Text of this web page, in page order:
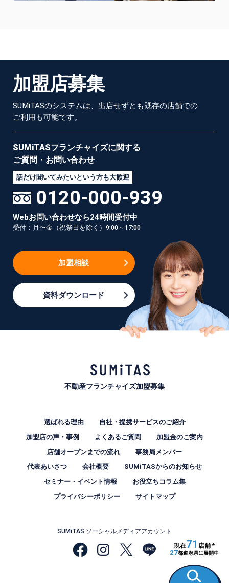
現在71 店舗 *
27都道府県に展開中
加盟店募集
SUMiTASのシステムは、出店せずとも既存の店舗での
ご利用も可能です。
SUMiTASフランチャイズに関する
ご質問・お問い合わせ
話だけ聞いてみたいという方も大歓迎
0120-000-939
Webお問い合わせなら24時間受付中
受付：月〜金（祝祭日を除く）9:00～17:00
加盟相談
資料ダウンロード
不動産フランチャイズ加盟募集
選ばれる理由
自社・提携サービスのご紹介
加盟店の声・事例
よくあるご質問
加盟金のご案内
店舗オープンまでの流れ
事務局メンバー
代表あいさつ
会社概要
SUMiTASからのお知らせ
セミナー・イベント情報
お役立ちコラム集
プライバシーポリシー
サイトマップ
SUMiTAS ソーシャルメディアアカウント